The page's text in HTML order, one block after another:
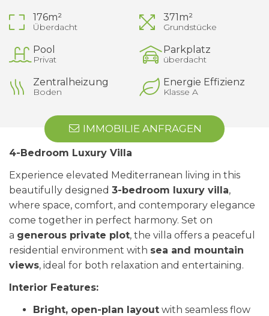
176m²
Überdacht
371m²
Grundstücke
Pool
Privat
Parkplatz
überdacht
Zentralheizung
Boden
Energie Effizienz
Klasse A
IMMOBILIE ANFRAGEN
4-Bedroom Luxury Villa
Experience elevated Mediterranean living in this
beautifully designed 3-bedroom luxury villa,
where space, comfort, and contemporary elegance
come together in perfect harmony. Set on
a generous private plot, the villa offers a peaceful
residential environment with sea and mountain
views, ideal for both relaxation and entertaining.
Interior Features:
Bright, open-plan layout with seamless flow